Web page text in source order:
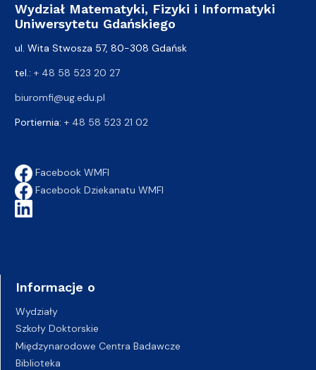
Wydział Matematyki, Fizyki i Informatyki
Uniwersytetu Gdańskiego
ul. Wita Stwosza 57, 80-308 Gdańsk
tel.: + 48 58 523 20 27
biuromfi@ug.edu.pl
Portiernia: + 48 58 523 21 02
Facebook WMFI
Facebook Dziekanatu WMFI
Informacje o
Wydziały
Szkoły Doktorskie
Międzynarodowe Centra Badawcze
Biblioteka